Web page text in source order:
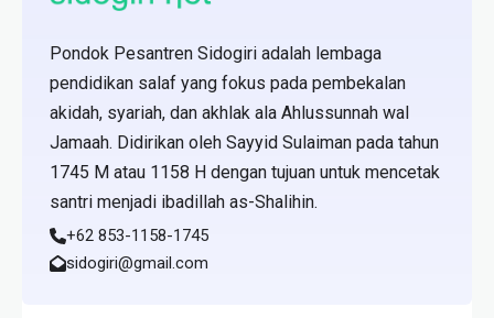
Pondok Pesantren Sidogiri adalah lembaga
pendidikan salaf yang fokus pada pembekalan
akidah, syariah, dan akhlak ala Ahlussunnah wal
Jamaah. Didirikan oleh Sayyid Sulaiman pada tahun
1745 M atau 1158 H dengan tujuan untuk mencetak
santri menjadi ibadillah as-Shalihin.
+62 853-1158-1745
sidogiri@gmail.com